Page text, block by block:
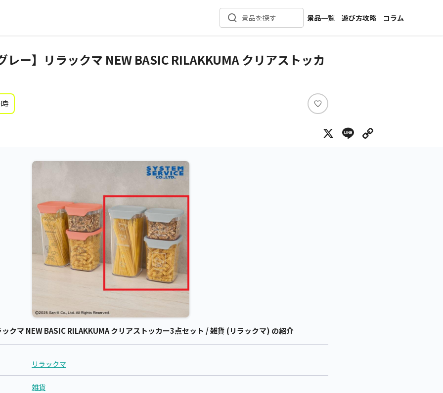
景品を探す
景品一覧
新着景品
カテゴリ一覧
遊び方攻略
コラム
インタビュー
レー】リラックマ NEW BASIC RILAKKUMA クリアストッカ
い
ね
X Line
クマ NEW BASIC RILAKKUMA クリアストッカー3点セット / 雑貨 (リラックマ) の紹介
リラックマ
雑貨